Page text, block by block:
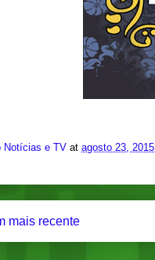
Notícias e TV at agosto 23, 2015
mais recente